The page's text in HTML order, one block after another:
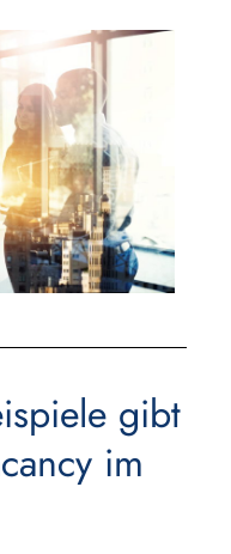
gibt
im